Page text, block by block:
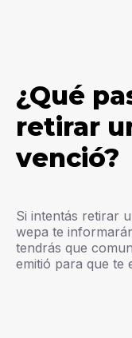
¿Qué
retirar
venció?
Si intentás retirar
wepa te
tendrás que
emitió para que te